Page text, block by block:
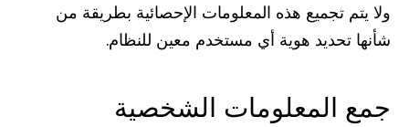
ولا يتم تجميع هذه المعلومات الإحصائية بطريقة من
شأنها تحديد هوية أي مستخدم معين للنظام.
جمع المعلومات الشخصية